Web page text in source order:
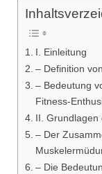
I. Einleitung
– Definition
– Bedeutung
Fitness-
II.
– Der
– Die